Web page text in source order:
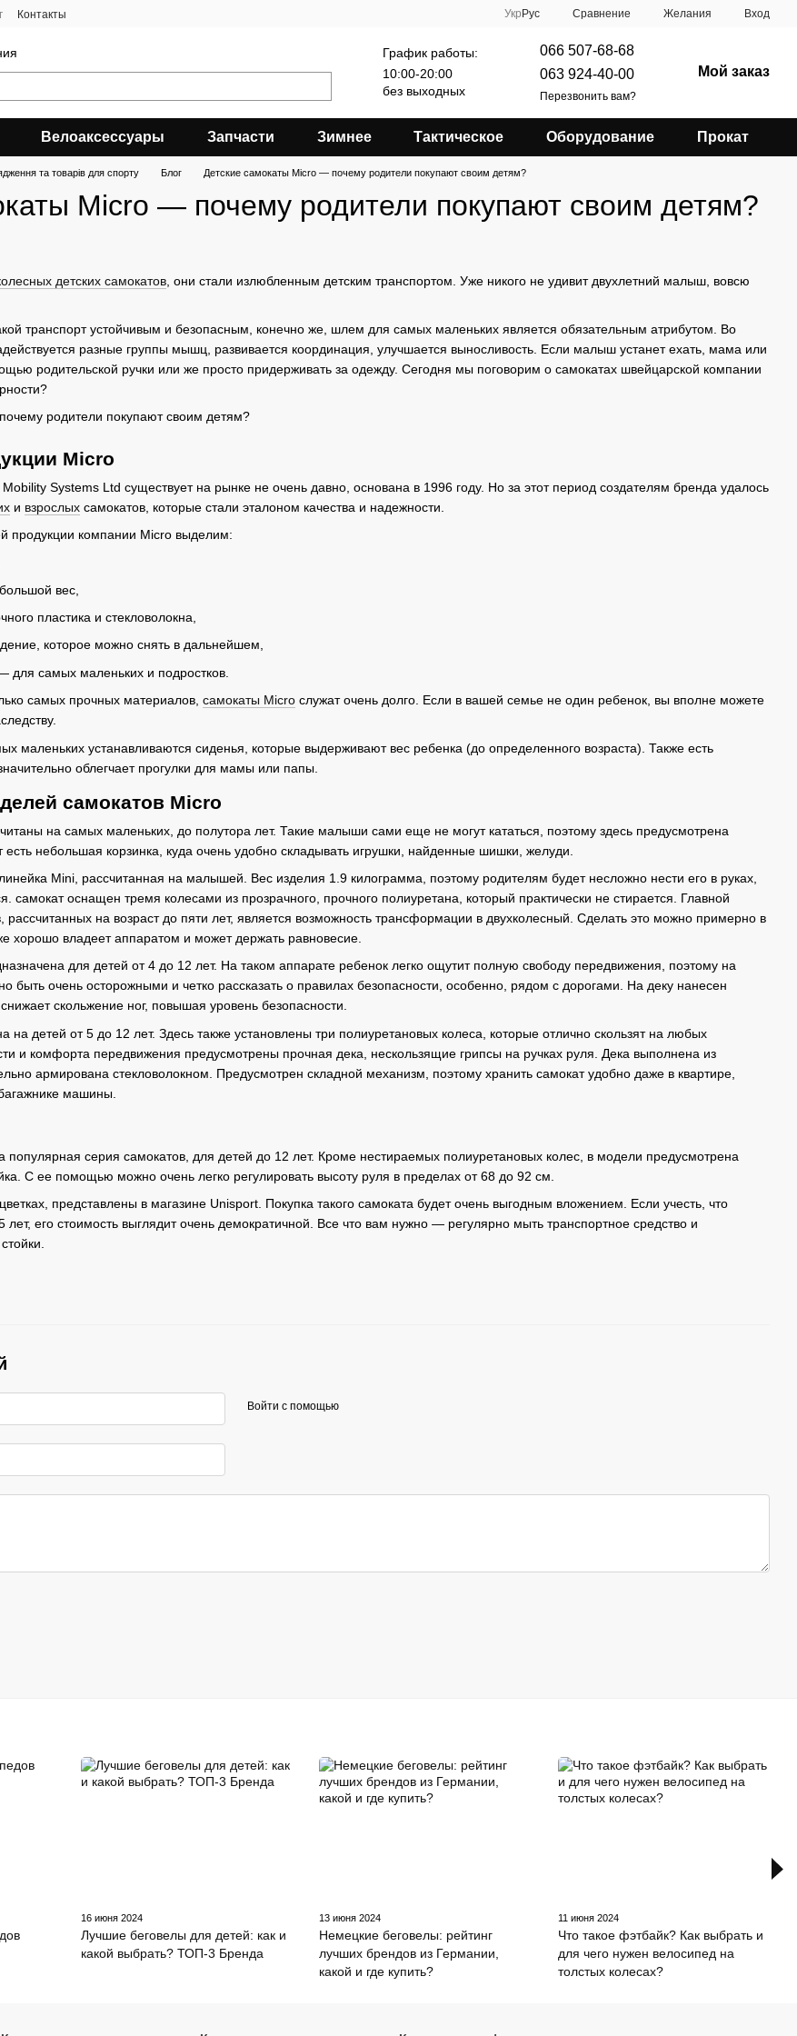
Контакты Укр Рус Сравнение Желания Вход
График работы:
10:00-20:00
без выходных
066 507-68-68
063 924-40-00
Перезвонить вам?
Мой заказ
Велоаксессуары Запчасти Зимнее Тактическое Оборудование Прокат
та товарів для спорту Блог Детские самокаты Micro — почему родители покупают своим детям?
Micro — почему родители покупают своим детям?
детских самокатов, они стали излюбленным детским транспортом. Уже никого не удивит двухлетний малыш, вовсю
транспорт устойчивым и безопасным, конечно же, шлем для самых маленьких является обязательным атрибутом. Во
разные группы мышц, развивается координация, улучшается выносливость. Если малыш устанет ехать, мама или
родительской ручки или же просто придерживать за одежду. Сегодня мы поговорим о самокатах швейцарской компании
Micro
Systems Ltd существует на рынке не очень давно, основана в 1996 году. Но за этот период создателям бренда удалось
и взрослых самокатов, которые стали эталоном качества и надежности.
продукции компании Micro выделим:
вес,
пластика и стекловолокна,
которое можно снять в дальнейшем,
самых маленьких и подростков.
самых прочных материалов, самокаты Micro служат очень долго. Если в вашей семье не один ребенок, вы вполне можете
маленьких устанавливаются сиденья, которые выдерживают вес ребенка (до определенного возраста). Также есть
облегчает прогулки для мамы или папы.
самокатов Micro
на самых маленьких, до полутора лет. Такие малыши сами еще не могут кататься, поэтому здесь предусмотрена
есть небольшая корзинка, куда очень удобно складывать игрушки, найденные шишки, желуди.
Mini, рассчитанная на малышей. Вес изделия 1.9 килограмма, поэтому родителям будет несложно нести его в руках,
самокат оснащен тремя колесами из прозрачного, прочного полиуретана, который практически не стирается. Главной
рассчитанных на возраст до пяти лет, является возможность трансформации в двухколесный. Сделать это можно примерно в
хорошо владеет аппаратом и может держать равновесие.
для детей от 4 до 12 лет. На таком аппарате ребенок легко ощутит полную свободу передвижения, поэтому на
быть очень осторожными и четко рассказать о правилах безопасности, особенно, рядом с дорогами. На деку нанесен
скольжение ног, повышая уровень безопасности.
на детей от 5 до 12 лет. Здесь также установлены три полиуретановых колеса, которые отлично скользят на любых
и комфорта передвижения предусмотрены прочная дека, нескользящие грипсы на ручках руля. Дека выполнена из
армирована стекловолокном. Предусмотрен складной механизм, поэтому хранить самокат удобно даже в квартире,
машины.
серия самокатов, для детей до 12 лет. Кроме нестираемых полиуретановых колес, в модели предусмотрена
С ее помощью можно очень легко регулировать высоту руля в пределах от 68 до 92 см.
представлены в магазине Unisport. Покупка такого самоката будет очень выгодным вложением. Если учесть, что
лет, его стоимость выглядит очень демократичной. Все что вам нужно — регулярно мыть транспортное средство и
Войти с помощью
16 июня 2024
Лучшие беговелы для детей: как и
какой выбрать? ТОП-3 Бренда
13 июня 2024
Немецкие беговелы: рейтинг
лучших брендов из Германии,
какой и где купить?
11 июня 2024
Что такое фэтбайк? Как выбрать и
для чего нужен велосипед на
толстых колесах?